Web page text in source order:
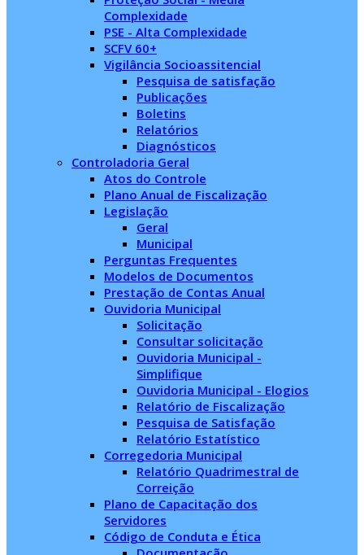
Complexidade
PSE - Alta Complexidade
SCFV 60+
Vigilância Socioassitencial
Pesquisa de satisfação
Publicações
Boletins
Relatórios
Diagnósticos
Controladoria Geral
Atos do Controle
Plano Anual de Fiscalização
Legislação
Geral
Municipal
Perguntas Frequentes
Modelos de Documentos
Prestação de Contas Anual
Ouvidoria Municipal
Solicitação
Consultar solicitação
Ouvidoria Municipal -
Simplifique
Ouvidoria Municipal - Elogios
Relatório de Fiscalização
Pesquisa de Satisfação
Relatório Estatístico
Corregedoria Municipal
Relatório Quadrimestral de
Correição
Plano de Capacitação dos
Servidores
Código de Conduta e Ética